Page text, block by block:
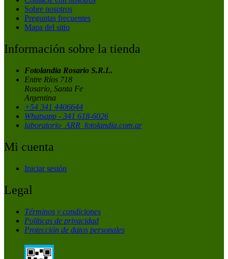
Sobre nosotros
Preguntas frecuentes
Mapa del sitio
Información sobre la tienda
Fotolandia Rosario S.R.L.
Entre Ríos 718
Rosario, Santa Fe
Argentina
+54 341 4406644
Whatsapp - 341 618-6026
laboratorio_ARR_fotolandia.com.ar
Mi cuenta
Iniciar sesión
Legal
Términos y condiciones
Políticas de privacidad
Protección de datos personales